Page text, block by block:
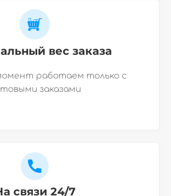
вес заказа
работаем только с
заказами
связи 24/7